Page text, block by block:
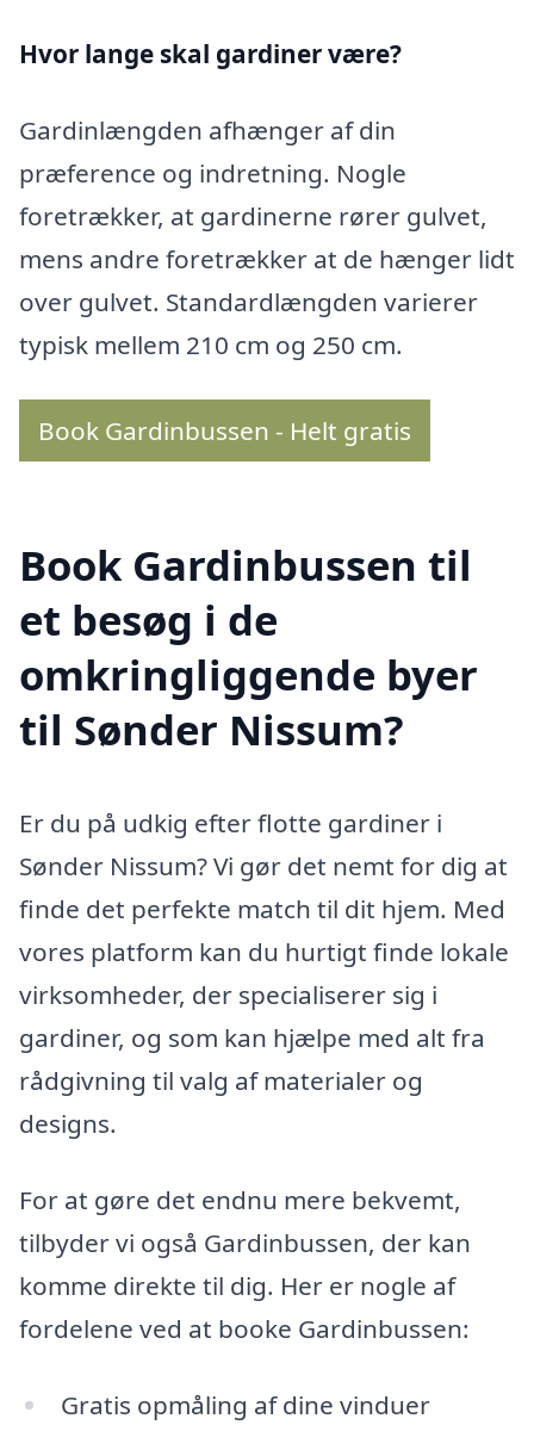
Hvor lange skal gardiner være?
Gardinlængden afhænger af din
præference og indretning. Nogle
foretrækker, at gardinerne rører gulvet,
mens andre foretrækker at de hænger lidt
over gulvet. Standardlængden varierer
typisk mellem 210 cm og 250 cm.
Book Gardinbussen - Helt gratis
Book Gardinbussen til
et besøg i de
omkringliggende byer
til Sønder Nissum?
Er du på udkig efter flotte gardiner i
Sønder Nissum? Vi gør det nemt for dig at
finde det perfekte match til dit hjem. Med
vores platform kan du hurtigt finde lokale
virksomheder, der specialiserer sig i
gardiner, og som kan hjælpe med alt fra
rådgivning til valg af materialer og
designs.
For at gøre det endnu mere bekvemt,
tilbyder vi også Gardinbussen, der kan
komme direkte til dig. Her er nogle af
fordelene ved at booke Gardinbussen:
Gratis opmåling af dine vinduer